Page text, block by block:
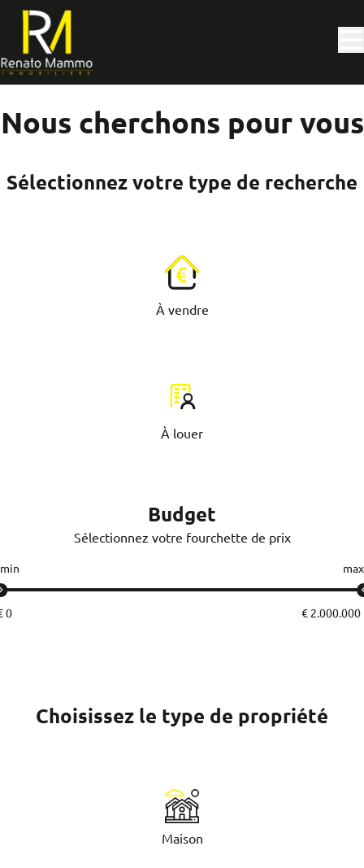
Aller au contenu principal
Nous cherchons pour vous
Sélectionnez votre type de recherche
À vendre
À louer
Budget
Sélectionnez votre fourchette de prix
min max
Choisissez le type de propriété
Maison